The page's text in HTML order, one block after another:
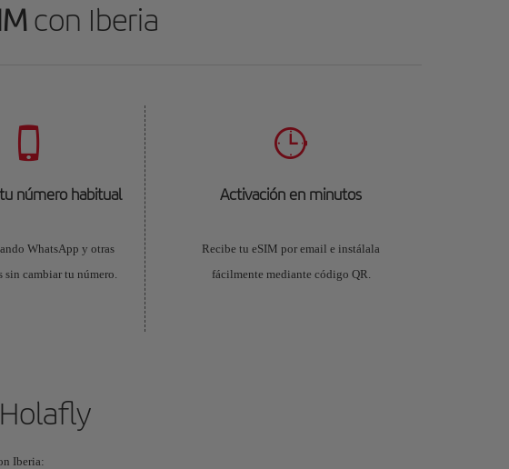
con Iberia
número habitual
WhatsApp y otras
sin cambiar tu número.
Activación en minutos
Recibe tu eSIM por email e instálala
fácilmente mediante código QR.
Iberia: